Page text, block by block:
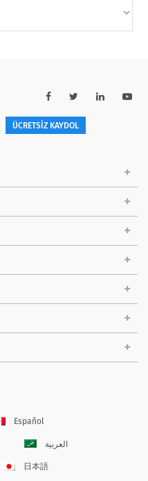
ÜCRETSİZ KAYDOL
Español
العربية
日本語